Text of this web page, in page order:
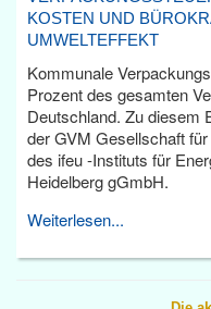
KOSTEN UND
UMWELTEFFEKT
Kommunale
Prozent des gesamten
Deutschland. Zu diesem
der GVM Gesellschaft
des ifeu -Instituts für
Heidelberg gGmbH.
Weiterlesen...